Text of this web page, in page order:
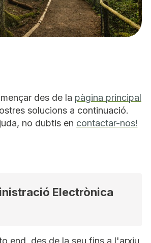
des de la pàgina principal
solucions a continuació.
no dubtis en contactar-nos!
Electrònica